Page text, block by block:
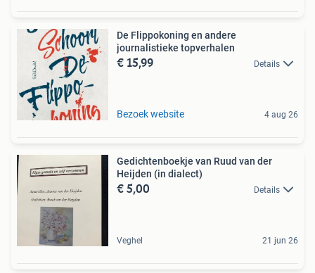
De Flippokoning en andere
journalistieke topverhalen
€ 15,99 Details
Bezoek website 4 aug 26
Gedichtenboekje van Ruud van der
Heijden (in dialect)
€ 5,00 Details
Veghel 21 jun 26